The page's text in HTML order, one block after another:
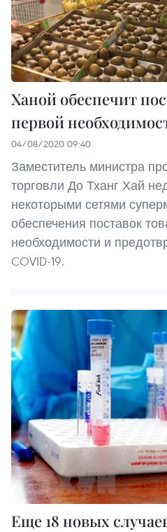
Ханой обеспечит
первой
04/08/2020 09:40
Заместитель министра
торговли До Тханг Хай
некоторыми сетями
обеспечения поставок
необходимости и
COVID-19.
Еще 18 новых